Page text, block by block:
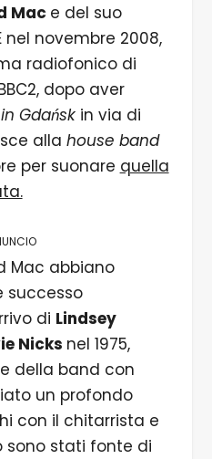
Mac e del suo
novembre 2008,
radiofonico di
dopo aver
Gdańsk in via di
alla house band
per suonare quella
Mac abbiano
successo
di Lindsey
Nicks nel 1975,
della band con
un profondo
con il chitarrista e
stati fonte di